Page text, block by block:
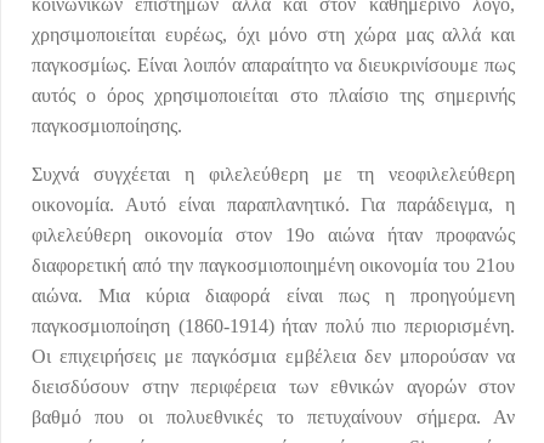
χρησιμοποιείται ευρέως, όχι μόνο στη χώρα μας αλλά και
παγκοσμίως. Είναι λοιπόν απαραίτητο να διευκρινίσουμε πως
αυτός ο όρος χρησιμοποιείται στο πλαίσιο της σημερινής
παγκοσμιοποίησης.
Συχνά συγχέεται η φιλελεύθερη με τη νεοφιλελεύθερη
οικονομία. Αυτό είναι παραπλανητικό. Για παράδειγμα, η
φιλελεύθερη οικονομία στον 19ο αιώνα ήταν προφανώς
διαφορετική από την παγκοσμιοποιημένη οικονομία του 21ου
αιώνα. Μια κύρια διαφορά είναι πως η προηγούμενη
παγκοσμιοποίηση (1860-1914) ήταν πολύ πιο περιορισμένη.
Οι επιχειρήσεις με παγκόσμια εμβέλεια δεν μπορούσαν να
διεισδύσουν στην περιφέρεια των εθνικών αγορών στον
βαθμό που οι πολυεθνικές το πετυχαίνουν σήμερα. Αν